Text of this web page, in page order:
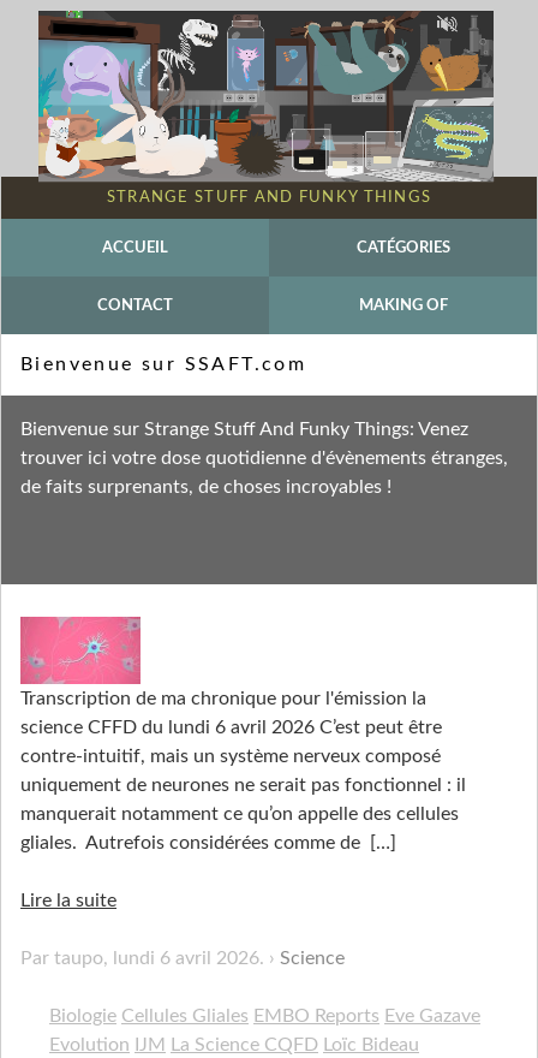
STRANGE STUFF AND FUNKY THINGS
ACCUEIL CATÉGORIES
CONTACT MAKING OF
Fil des commentaires
Transcription de ma chronique pour l'émission la
science CFFD du lundi 6 avril 2026 C’est peut être
contre-intuitif, mais un système nerveux composé
uniquement de neurones ne serait pas fonctionnel : il
manquerait notamment ce qu’on appelle des cellules
gliales. Autrefois considérées comme de
[…]
Lire la suite
Par taupo, lundi 6 avril 2026. Science
Biologie Cellules Gliales EMBO Reports Eve Gazave
Evolution IJM La Science CQFD Loïc Bideau
Bienvenue sur SSAFT.com
Bienvenue sur Strange Stuff And Funky Things: Venez
trouver ici votre dose quotidienne d'évènements étranges,
de faits surprenants, de choses incroyables !